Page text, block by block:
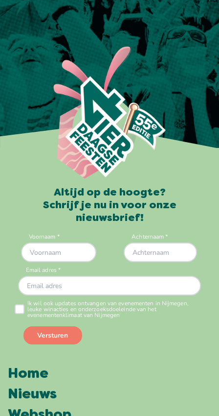
Altijd op de hoogte?
Schrijf je nu in voor onze
nieuwsbrief!
Home
Nieuws